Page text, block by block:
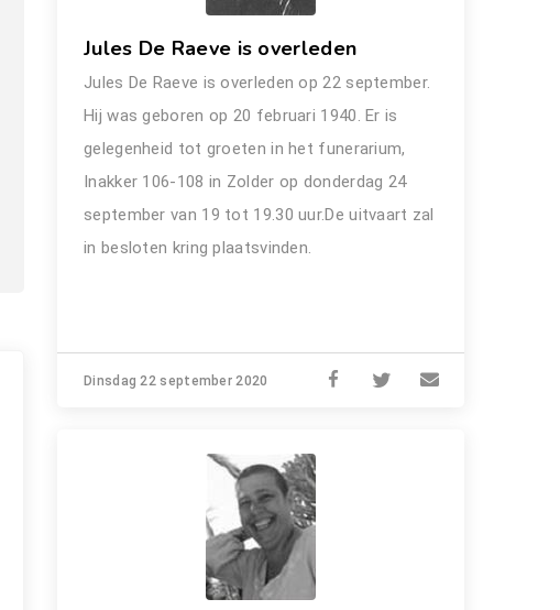
Jules De Raeve is overleden
Jules De Raeve is overleden op 22 september.
Hij was geboren op 20 februari 1940. Er is
gelegenheid tot groeten in het funerarium,
Inakker 106-108 in Zolder op donderdag 24
september van 19 tot 19.30 uur.De uitvaart zal
in besloten kring plaatsvinden.
Dinsdag 22 september 2020